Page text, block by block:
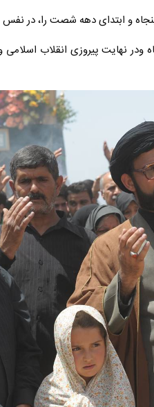
و ابتدای دهه شصت را، در نفس
ودر نهایت پیروزی انقلاب